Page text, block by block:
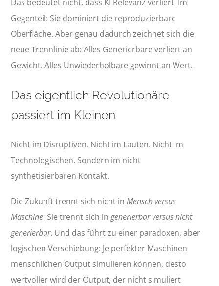
Das bedeutet nicht, dass KI Relevanz verliert. Im
Gegenteil: Sie dominiert die reproduzierbare
Oberfläche. Aber genau dadurch zeichnet sich die
neue Trennlinie ab: Alles Generierbare verliert an
Gewicht. Alles Unwiederholbare gewinnt an Wert.
Das eigentlich Revolutionäre
passiert im Kleinen
Nicht im Disruptiven. Nicht im Lauten. Nicht im
Technologischen. Sondern im nicht
synthetisierbaren Kontakt.
Die Zukunft trennt sich nicht inMensch versus
Maschine. Sie trennt sich ingenerierbar versus nicht
generierbar. Und das führt zu einer paradoxen, aber
logischen Verschiebung: Je perfekter Maschinen
menschlichen Output simulieren können, desto
wertvoller wird der Output, der nicht simuliert